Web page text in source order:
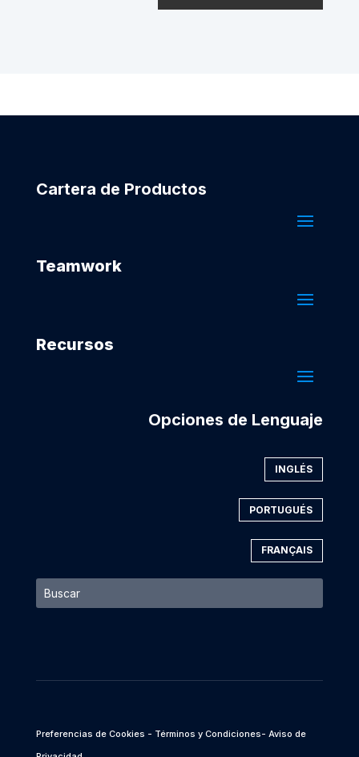
Cartera de Productos
Teamwork
Recursos
Opciones de Lenguaje
INGLÉS
PORTUGUÉS
FRANÇAIS
Preferencias de Cookies - Términos y Condiciones- Aviso de